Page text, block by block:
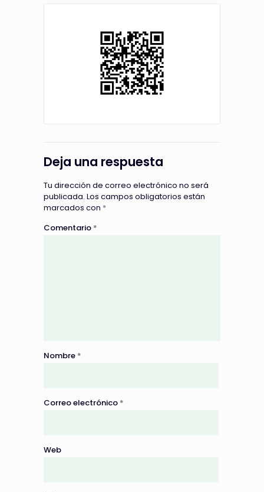
Deja una respuesta
Tu dirección de correo electrónico no será
publicada. Los campos obligatorios están
marcados con *
Comentario *
Nombre *
Correo electrónico *
Web